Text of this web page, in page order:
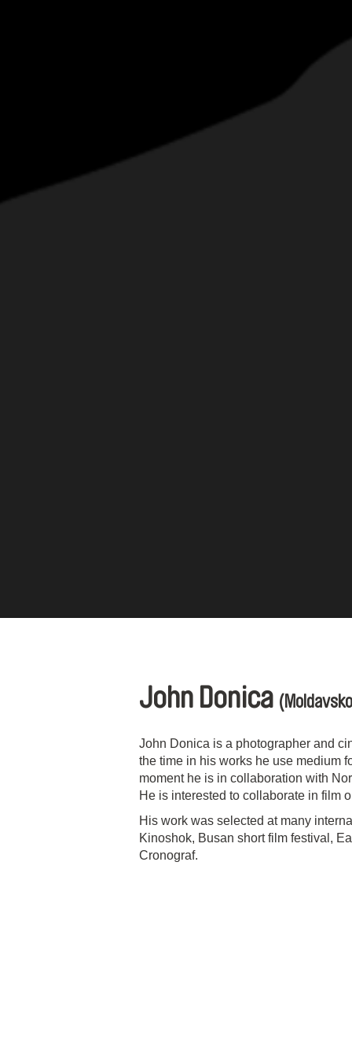
John Donica
John Donica is a photographer and
the time in his works he use medium
moment he is in collaboration with
He is interested to collaborate in film
His work was selected at many
Kinoshok, Busan short film festival,
Cronograf.